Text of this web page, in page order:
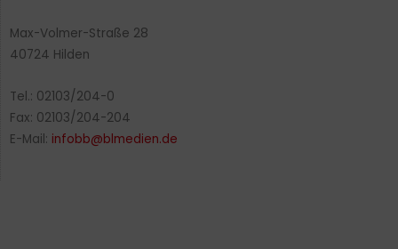
Max-Volmer-Straße 28
40724 Hilden
Tel.: 02103/204-0
Fax: 02103/204-204
E-Mail: infobb@blmedien.de